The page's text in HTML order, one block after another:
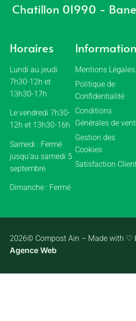
Chatillon 01990 -
Horaires
Lundi au jeudi
7h30-12h et
13h30-17h
Le vendredi 7h30-
12h et 13h30-16h
Samedi : Fermé
jusqu’au samedi 5
septembre
Dimanche : Fermé
Mentions Légales
Politique de
Confidentialité
Conditions
Générales de
Gestion des
Cookies
Satisfaction
2026© Compost Ain – Made with ♡
Agence Web